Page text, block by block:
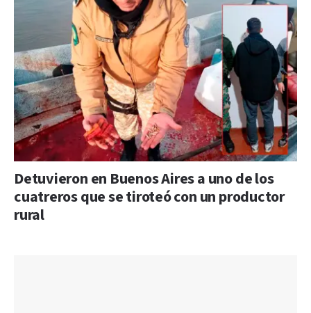
Detuvieron en Buenos Aires a uno de los
cuatreros que se tiroteó con un productor
rural